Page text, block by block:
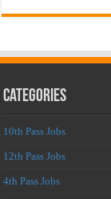
Categories
10th Pass Jobs
12th Pass Jobs
4th Pass Jobs